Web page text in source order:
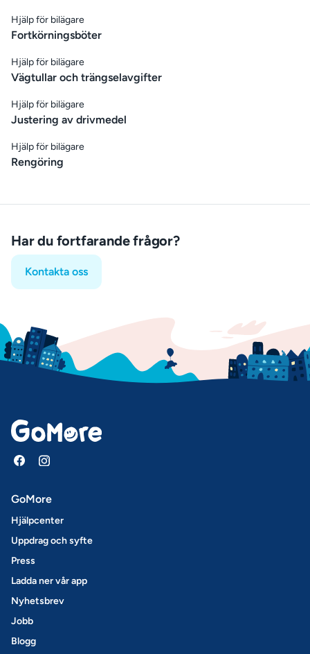
Hjälp för bilägare
Fortkörningsböter
Hjälp för bilägare
Vägtullar och trängselavgifter
Hjälp för bilägare
Justering av drivmedel
Hjälp för bilägare
Rengöring
Har du fortfarande frågor?
Kontakta oss
GoMore
Hjälpcenter
Uppdrag och syfte
Press
Ladda ner vår app
Nyhetsbrev
Jobb
Blogg